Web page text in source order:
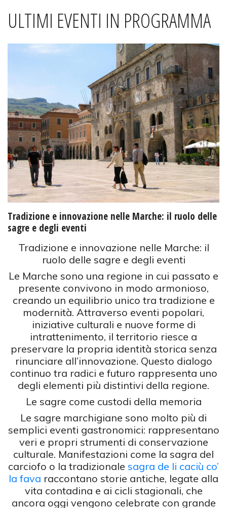
ULTIMI EVENTI IN PROGRAMMA
Tradizione e innovazione nelle Marche: il ruolo delle
sagre e degli eventi
Tradizione e innovazione nelle Marche: il
ruolo delle sagre e degli eventi
Le Marche sono una regione in cui passato e
presente convivono in modo armonioso,
creando un equilibrio unico tra tradizione e
modernità. Attraverso eventi popolari,
iniziative culturali e nuove forme di
intrattenimento, il territorio riesce a
preservare la propria identità storica senza
rinunciare all’innovazione. Questo dialogo
continuo tra radici e futuro rappresenta uno
degli elementi più distintivi della regione.
Le sagre come custodi della memoria
Le sagre marchigiane sono molto più di
semplici eventi gastronomici: rappresentano
veri e propri strumenti di conservazione
culturale. Manifestazioni come la sagra del
carciofo o la tradizionale sagra de li caciù co’
la fava raccontano storie antiche, legate alla
vita contadina e ai cicli stagionali, che
ancora oggi vengono celebrate con grande